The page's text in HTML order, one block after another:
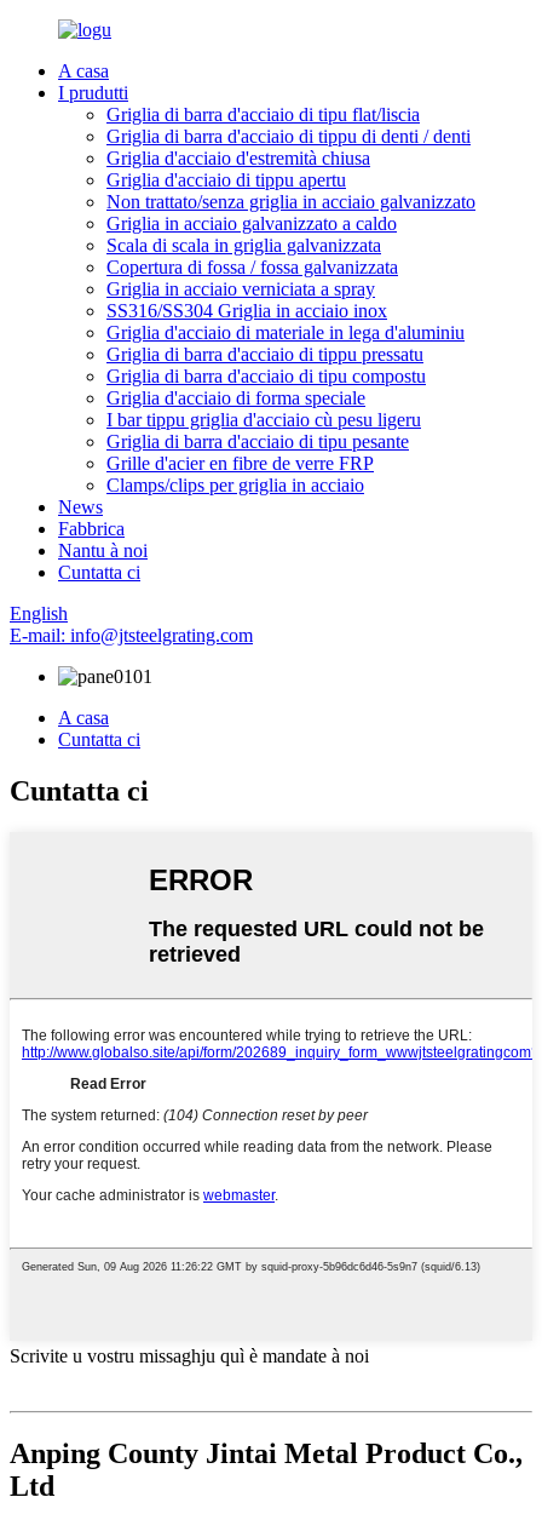
A casa
I prudutti
Griglia di barra d'acciaio di tipu flat/liscia
Griglia di barra d'acciaio di tippu di denti / denti
Griglia d'acciaio d'estremità chiusa
Griglia d'acciaio di tippu apertu
Non trattato/senza griglia in acciaio galvanizzato
Griglia in acciaio galvanizzato a caldo
Scala di scala in griglia galvanizzata
Copertura di fossa / fossa galvanizzata
Griglia in acciaio verniciata a spray
SS316/SS304 Griglia in acciaio inox
Griglia d'acciaio di materiale in lega d'aluminiu
Griglia di barra d'acciaio di tippu pressatu
Griglia di barra d'acciaio di tipu compostu
Griglia d'acciaio di forma speciale
I bar tippu griglia d'acciaio cù pesu ligeru
Griglia di barra d'acciaio di tipu pesante
Grille d'acier en fibre de verre FRP
Clamps/clips per griglia in acciaio
News
Fabbrica
Nantu à noi
Cuntatta ci
English
E-mail: info@jtsteelgrating.com
A casa
Cuntatta ci
Cuntatta ci
Scrivite u vostru missaghju quì è mandate à noi
Anping County Jintai Metal Product Co.,
Ltd